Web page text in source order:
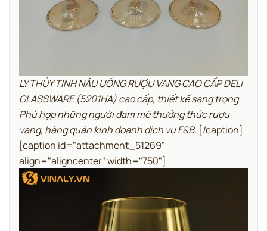
LY THỦY TINH NÂU UỐNG RƯỢU VANG CAO CẤP DELI
GLASSWARE (5201HA) cao cấp, thiết kế sang trọng.
Phù hợp những người đam mê thưởng thức rượu
vang, hàng quán kinh doanh dịch vụ F&B. [/caption]
[caption id="attachment_51269"
align="aligncenter" width="750"]